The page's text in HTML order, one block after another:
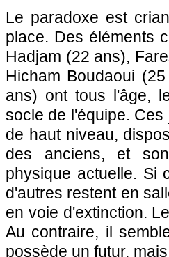
Le paradoxe est
place. Des éléments
Hadjam (22 ans),
Hicham Boudaoui
ans) ont tous l'âge,
socle de l'équipe.
de haut niveau,
des anciens, et
physique actuelle. Si
d'autres restent en
en voie d'extinction.
Au contraire, il
possède un futur,